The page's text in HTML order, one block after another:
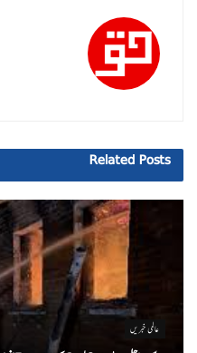
Related Posts
عالمی خبریں